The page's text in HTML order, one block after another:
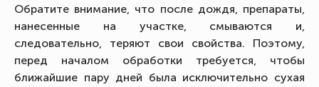
Обратите внимание, что после дождя, препараты,
нанесенные на участке, смываются и,
следовательно, теряют свои свойства. Поэтому,
перед началом обработки требуется, чтобы
ближайшие пару дней была исключительно сухая